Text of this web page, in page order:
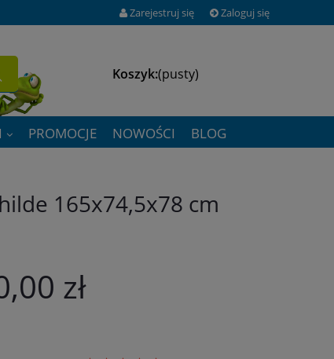
Zarejestruj się Zaloguj się
Koszyk:(pusty)
PROMOCJE NOWOŚCI BLOG
165x74,5x78 cm
zł